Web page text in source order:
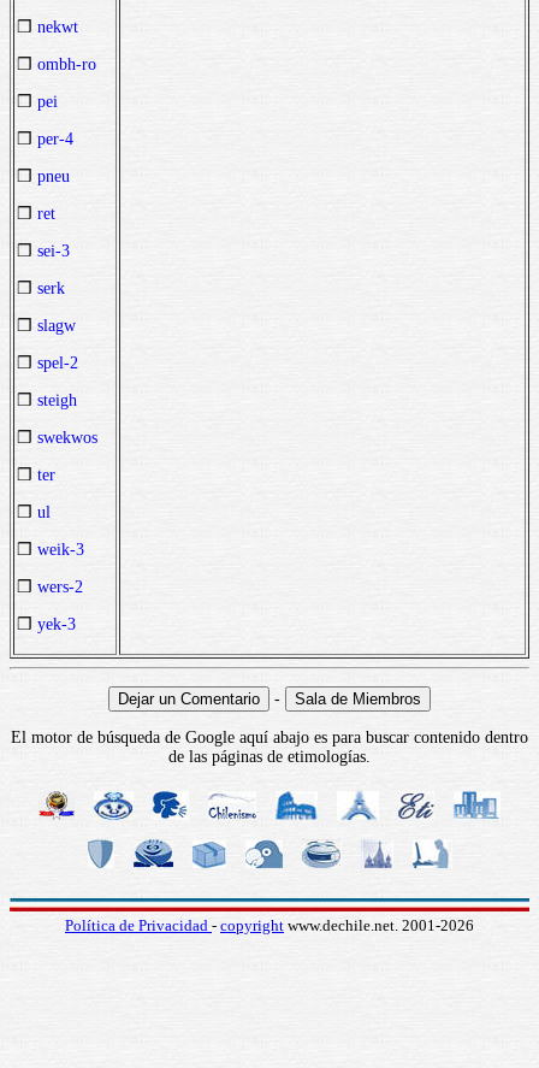
❒ nekwt
❒ ombh-ro
❒ pei
❒ per-4
❒ pneu
❒ ret
❒ sei-3
❒ serk
❒ slagw
❒ spel-2
❒ steigh
❒ swekwos
❒ ter
❒ ul
❒ weik-3
❒ wers-2
❒ yek-3
-
El motor de búsqueda de Google aquí abajo es para buscar contenido dentro
de las páginas de etimologías.
Política de Privacidad - copyright www.dechile.net. 2001-2026